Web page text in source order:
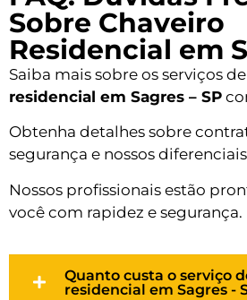
Sobre Chaveiro
Residencial em
Saiba mais sobre os serviços de
residencial em Sagres – SP
Obtenha detalhes sobre
segurança e nossos
Nossos profissionais estão
você com rapidez e segurança.
Quanto custa o serviço
residencial em Sagres -